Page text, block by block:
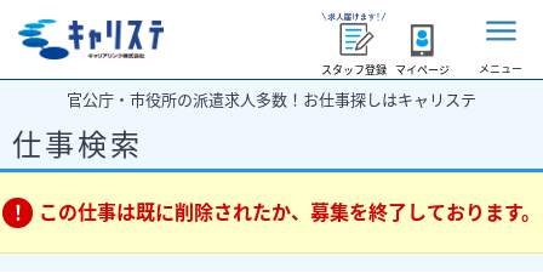
スタッフ登録 マイページ メニュー
官公庁・市役所の派遣求人多数！お仕事探しはキャリステ
仕事検索
この仕事は既に削除されたか、募集を終了しております。